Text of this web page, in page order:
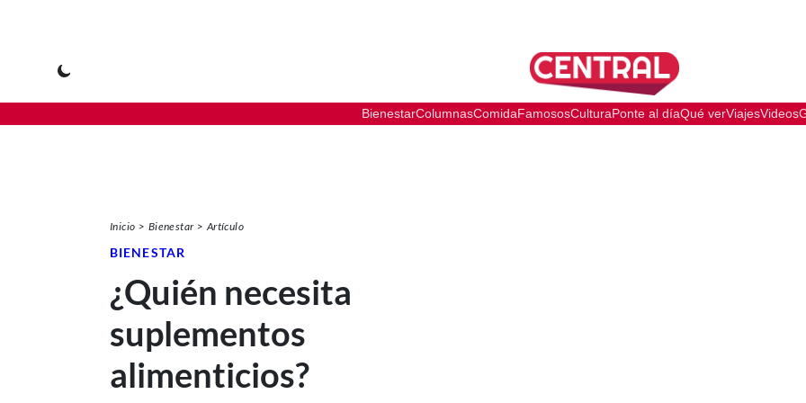
BienestarColumnasComidaFamososCulturaPonte al díaQué verViajesVideos
Inicio Bienestar Artículo
BIENESTAR
¿Quién necesita
suplementos
alimenticios?